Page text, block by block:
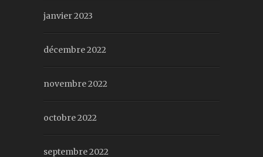
janvier 2023
décembre 2022
novembre 2022
octobre 2022
septembre 2022